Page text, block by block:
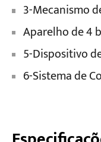
3-Mecanismo
Aparelho de 4
5-Dispositivo
6-Sistema de